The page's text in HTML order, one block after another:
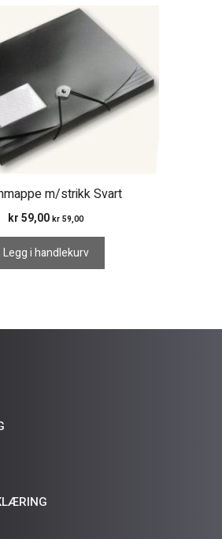
m/strikk Svart
kr 59,00 kr 59,00
Legg i handlekurv